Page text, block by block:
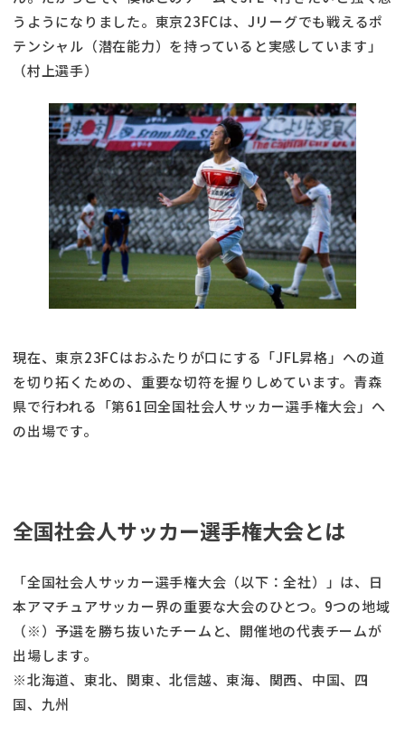
うようになりました。東京23FCは、Jリーグでも戦えるポ
テンシャル（潜在能力）を持っていると実感しています」
（村上選手）
現在、東京23FCはおふたりが口にする「JFL昇格」への道
を切り拓くための、重要な切符を握りしめています。青森
県で行われる「第61回全国社会人サッカー選手権大会」へ
の出場です。
全国社会人サッカー選手権大会とは
「全国社会人サッカー選手権大会（以下：全社）」は、日
本アマチュアサッカー界の重要な大会のひとつ。9つの地域
（※）予選を勝ち抜いたチームと、開催地の代表チームが
出場します。
※北海道、東北、関東、北信越、東海、関西、中国、四
国、九州